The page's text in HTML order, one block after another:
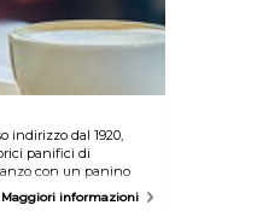
indirizzo dal 1920,
panifici di
con un panino
da panificio,
riesci a scegliere tra
Maggiori informazioni